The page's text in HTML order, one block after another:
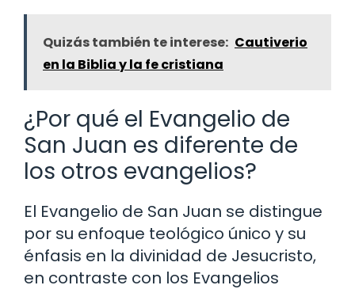
Quizás también te interese: Cautiverio
en la Biblia y la fe cristiana
¿Por qué el Evangelio de
San Juan es diferente de
los otros evangelios?
El Evangelio de San Juan se distingue
por su enfoque teológico único y su
énfasis en la divinidad de Jesucristo,
en contraste con los Evangelios